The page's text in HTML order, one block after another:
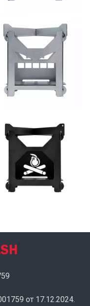
от 17.12.2024.